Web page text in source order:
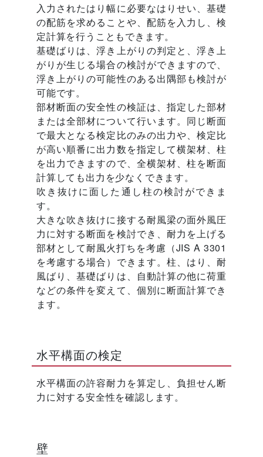
入力されたはり幅に必要なはりせい、基礎
の配筋を求めることや、配筋を入力し、検
定計算を行うこともできます。
基礎ばりは、浮き上がりの判定と、浮き上
がりが生じる場合の検討ができますので、
浮き上がりの可能性のある出隅部も検討が
可能です。
部材断面の安全性の検証は、指定した部材
または全部材について行います。同じ断面
で最大となる検定比のみの出力や、検定比
が高い順番に出力数を指定して横架材、柱
を出力できますので、全横架材、柱を断面
計算しても出力を少なくできます。
吹き抜けに面した通し柱の検討ができま
す。
大きな吹き抜けに接する耐風梁の面外風圧
力に対する断面を検討でき、耐力を上げる
部材として耐風火打ちを考慮（JIS A 3301
を考慮する場合）できます。柱、はり、耐
風ばり、基礎ばりは、自動計算の他に荷重
などの条件を変えて、個別に断面計算でき
ます。
水平構面の検定
水平構面の許容耐力を算定し、負担せん断
力に対する安全性を確認します。
壁